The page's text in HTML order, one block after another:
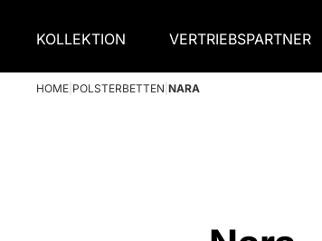
KOLLEKTION VERTRIEBSPARTNER
HOME POLSTERBETTEN NARA